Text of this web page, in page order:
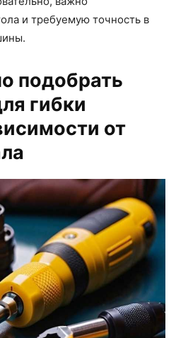
и требуемую точность в
подобрать
гибки
от